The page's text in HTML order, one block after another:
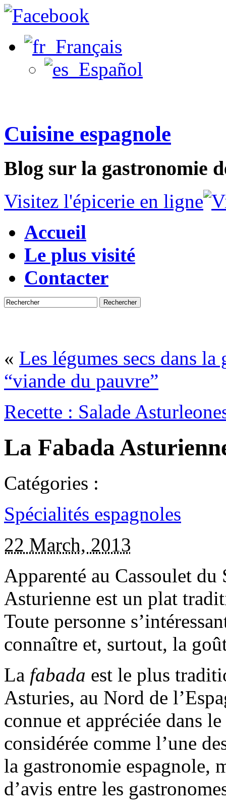
Français
Español
Cuisine espagnole
Blog sur la gastronomie
Visitez l'épicerie en ligne
Accueil
Le plus visité
Contacter
Rechercher
« Les légumes secs dans
“viande du pauvre”
Recette : Salade
La Fabada
Catégories :
Spécialités espagnoles
22 March, 2013
Apparenté au Cassoulet du
Asturienne est un plat
Toute personne
connaître et, surtout, la
La fabada est le plus
Asturies, au Nord de
connue et appréciée dans
considérée comme l’une
la gastronomie espagnole,
d’avis entre les